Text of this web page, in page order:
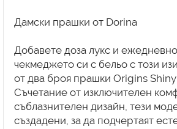
Дамски прашки от Dorina
Добавете доза лукс и
чекмеджето си с бельо с този
от два броя прашки Origins
Съчетание от изключителен
съблазнителен дизайн, тези
създадени, за да подчертаят